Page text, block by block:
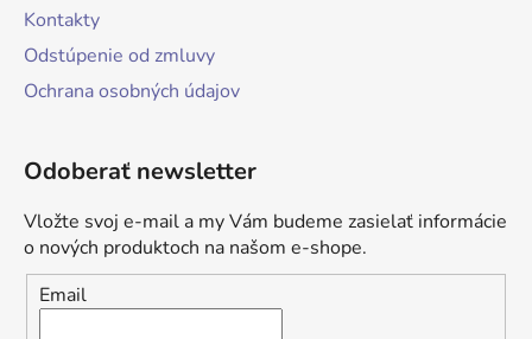
Kontakty
Odstúpenie od zmluvy
Ochrana osobných údajov
Odoberať newsletter
Vložte svoj e-mail a my Vám budeme zasielať informácie
o nových produktoch na našom e-shope.
Email